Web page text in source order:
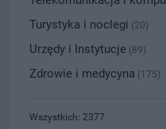
Turystyka i noclegi (20)
Urzędy i Instytucje (89)
Zdrowie i medycyna (175)
Wszystkich: 2377